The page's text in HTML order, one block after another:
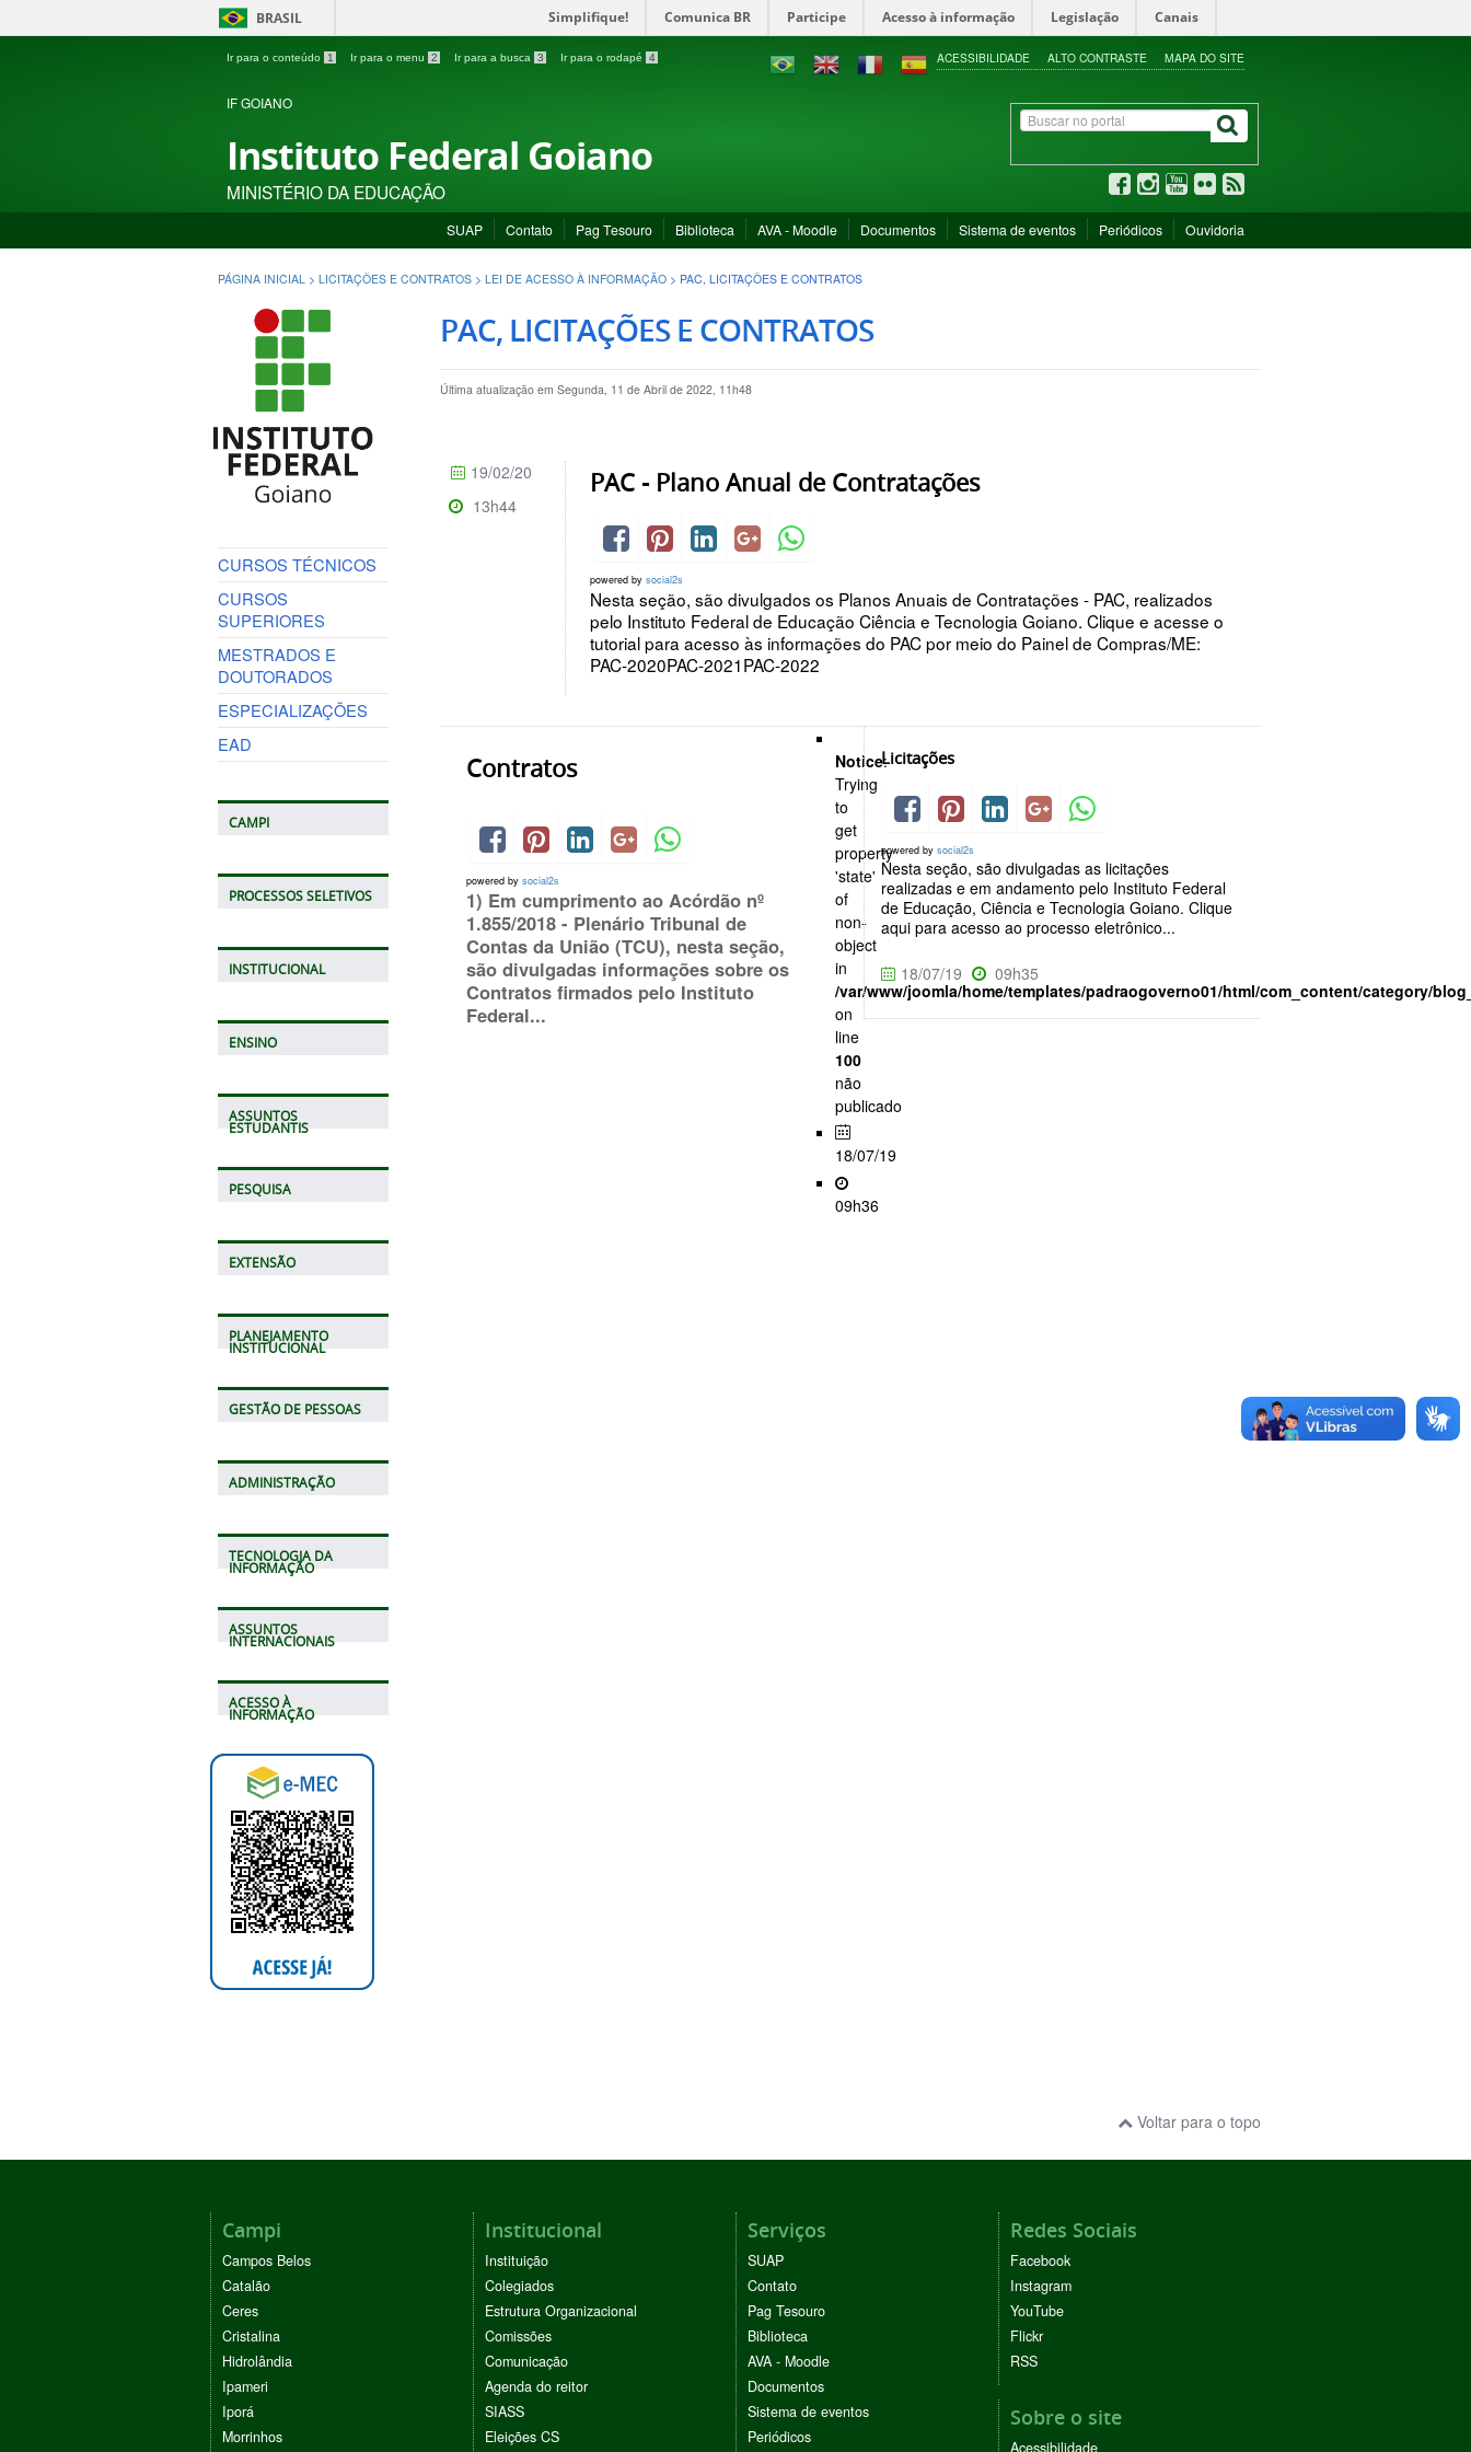
BRASIL Simplifique! Comunica BR Participe Acesso à informação Legislação Canais
Ir para o conteúdo 1 Ir para o menu 2 Ir para a busca 3 Ir para o rodapé 4 ACESSIBILIDADE ALTO CONTRASTE MAPA DO SITE
IF GOIANO
Instituto Federal Goiano
MINISTÉRIO DA EDUCAÇÃO
SUAP Contato Pag Tesouro Biblioteca AVA - Moodle Documentos Sistema de eventos Periódicos Ouvidoria
PÁGINA INICIAL > LICITAÇÕES E CONTRATOS > LEI DE ACESSO À INFORMAÇÃO > PAC, LICITAÇÕES E CONTRATOS
CURSOS TÉCNICOS
CURSOS
SUPERIORES
MESTRADOS E
DOUTORADOS
ESPECIALIZAÇÕES
EAD
CAMPI
PROCESSOS SELETIVOS
INSTITUCIONAL
ENSINO
ASSUNTOS
ESTUDANTIS
PESQUISA
EXTENSÃO
PLANEJAMENTO
INSTITUCIONAL
GESTÃO DE PESSOAS
ADMINISTRAÇÃO
TECNOLOGIA DA
INFORMAÇÃO
ASSUNTOS
INTERNACIONAIS
ACESSO À
INFORMAÇÃO
PAC, LICITAÇÕES E CONTRATOS
Última atualização em Segunda, 11 de Abril de 2022, 11h48
PAC - Plano Anual de Contratações
powered bysocial2s
Nesta seção, são divulgados os Planos Anuais de Contratações - PAC, realizados
pelo Instituto Federal de Educação Ciência e Tecnologia Goiano. Clique e acesse o
tutorial para acesso às informações do PAC por meio do Painel de Compras/ME:
PAC-2020PAC-2021PAC-2022
19/02/20
13h44
Contratos
powered bysocial2s
1) Em cumprimento ao Acórdão nº
1.855/2018 - Plenário Tribunal de
Contas da União (TCU), nesta seção,
são divulgadas informações sobre os
Contratos firmados pelo Instituto
Federal...
Notice:
Trying
to
get
property
'state'
of
non-
object
in
/var/www/joomla/home/templates/padraogoverno01/html/com_content/category/
on
line
100
não
publicado
18/07/19
09h36
Licitações
powered bysocial2s
Nesta seção, são divulgadas as licitações
realizadas e em andamento pelo Instituto Federal
de Educação, Ciência e Tecnologia Goiano. Clique
aqui para acesso ao processo eletrônico...
18/07/19 09h35
Voltar para o topo
Campi
Campos Belos
Catalão
Ceres
Cristalina
Hidrolândia
Ipameri
Iporá
Morrinhos
Institucional
Instituição
Colegiados
Estrutura Organizacional
Comissões
Comunicação
Agenda do reitor
SIASS
Eleições CS
Serviços
SUAP
Contato
Pag Tesouro
Biblioteca
AVA - Moodle
Documentos
Sistema de eventos
Periódicos
Redes Sociais
Facebook
Instagram
YouTube
Flickr
RSS
Sobre o site